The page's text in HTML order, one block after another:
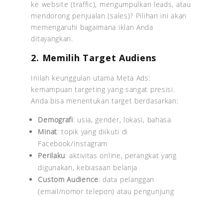
ke website (traffic), mengumpulkan leads, atau
mendorong penjualan (sales)? Pilihan ini akan
memengaruhi bagaimana iklan Anda
ditayangkan.
2. Memilih Target Audiens
Inilah keunggulan utama Meta Ads:
kemampuan targeting yang sangat presisi.
Anda bisa menentukan target berdasarkan:
Demografi: usia, gender, lokasi, bahasa
Minat: topik yang diikuti di
Facebook/Instagram
Perilaku: aktivitas online, perangkat yang
digunakan, kebiasaan belanja
Custom Audience: data pelanggan
(email/nomor telepon) atau pengunjung